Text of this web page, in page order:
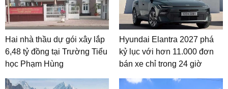
Hai nhà thầu dự gói xây lắp
6,48 tỷ đồng tại Trường Tiểu
học Phạm Hùng
Hyundai Elantra 2027 phá
kỷ lục với hơn 11.000 đơn
bán xe chỉ trong 24 giờ